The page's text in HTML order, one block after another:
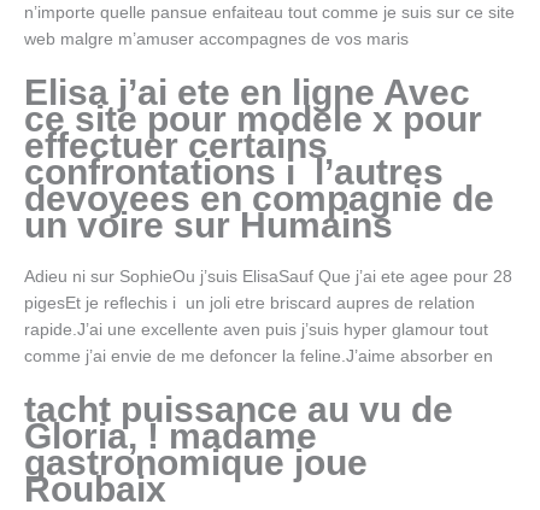
n’importe quelle pansue enfaiteau tout comme je suis sur ce site
web malgre m’amuser accompagnes de vos maris
Elisa j’ai ete en ligne Avec
ce site pour modele x pour
effectuer certains
confrontations i l’autres
devoyees en compagnie de
un voire sur Humains
Adieu ni sur SophieOu j’suis ElisaSauf Que j’ai ete agee pour 28
pigesEt je reflechis i un joli etre briscard aupres de relation
rapide.J’ai une excellente aven puis j’suis hyper glamour tout
comme j’ai envie de me defoncer la feline.J’aime absorber en
tacht puissance au vu de
Gloria, ! madame
gastronomique joue
Roubaix